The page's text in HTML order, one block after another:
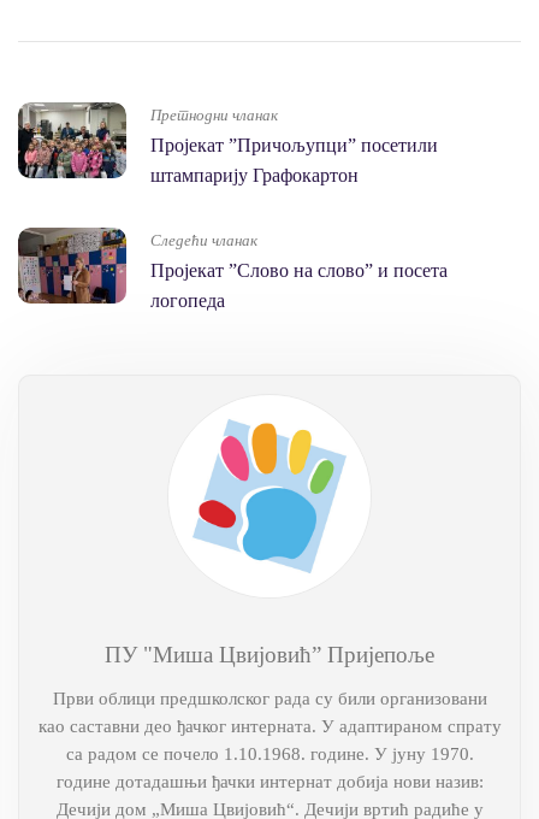
Претнодни чланак
Пројекат ”Причољупци” посетили
штампарију Графокартон
Следећи чланак
Пројекат ”Слово на слово” и посета
логопеда
ПУ "Миша Цвијовић” Пријепоље
Први облици предшколског рада су били организовани
као саставни део ђачког интерната. У адаптираном спрату
са радом се почело 1.10.1968. године. У јуну 1970.
године дотадашњи ђачки интернат добија нови назив:
Дечији дом „Миша Цвијовић“. Дечији вртић радиће у